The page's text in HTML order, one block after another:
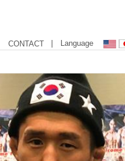
CONTACT | Language